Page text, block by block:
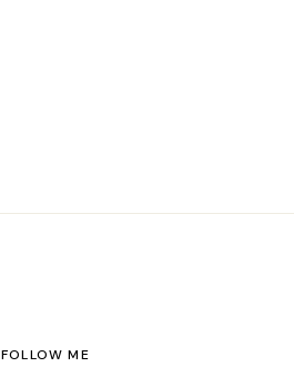
FOLLOW ME